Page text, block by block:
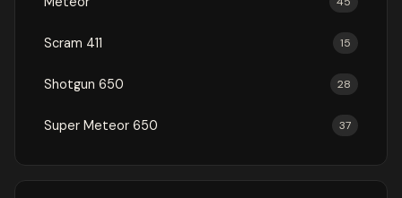
Scram 411 15
Shotgun 650 28
Super Meteor 650 37